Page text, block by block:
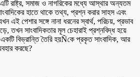
রাষ্ট্র, সমাজ ও নাগরিকের মধ্যে আস্থার অন্যতম
হাতে থাকে তথ্য, প্রশ্ন করার সাহস এবং
এই পেশার সঙ্গে নানা ধরনের স্বার্থ, পরিচয়, প্রভাব
তখন সাংবাদিকতার মূল চেহারাই প্রশ্নবিদ্ধ হয়ে
বিভ্রান্তি তৈরি হয়Ñকে প্রকৃত সাংবাদিক, আর
করছে?